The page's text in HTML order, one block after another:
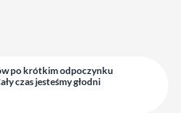
po krótkim odpoczynku
czas jesteśmy głodni